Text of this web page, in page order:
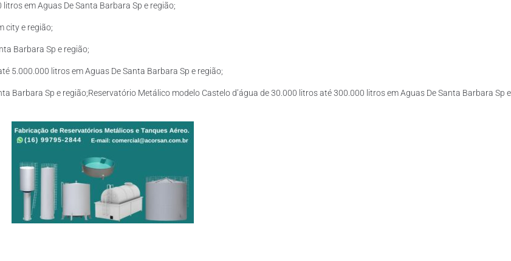
em Aguas De Santa Barbara Sp e região;
city e região;
Barbara Sp e região;
5.000.000 litros em Aguas De Santa Barbara Sp e região;
Barbara Sp e região;Reservatório Metálico modelo Castelo d’água de 30.000 litros até 300.000 litros em Aguas De Santa Barbara Sp e